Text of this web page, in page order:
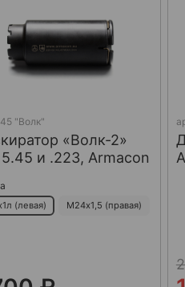
"Волк"
«Волк-2»
и .223, Armacon
(левая) М24х1,5 (правая)